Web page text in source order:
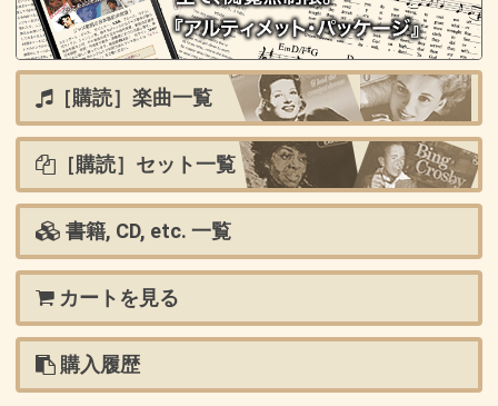
［購読］楽曲一覧
［購読］セット一覧
書籍, CD, etc. 一覧
カートを見る
購入履歴